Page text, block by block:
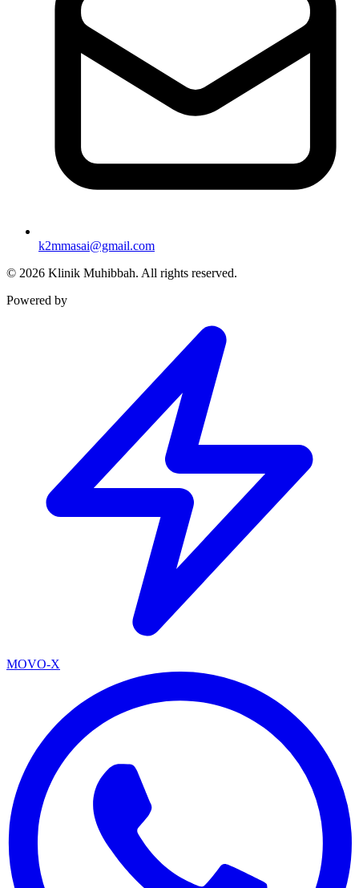
k2mmasai@gmail.com
© 2026 Klinik Muhibbah. All rights reserved.
Powered by
MOVO-X